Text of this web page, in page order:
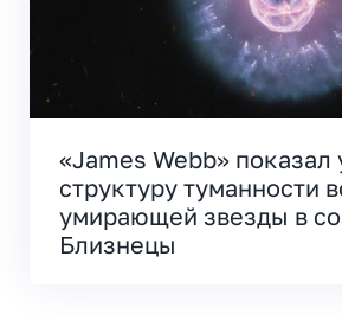
«James Webb» показал
структуру туманности
умирающей звезды в
Близнецы